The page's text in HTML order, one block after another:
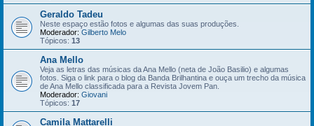
Geraldo Tadeu
Neste espaço estão fotos e algumas das suas produções.
Moderador: Gilberto Melo
Tópicos: 13
Ana Mello
Veja as letras das músicas da Ana Mello (neta de João Basilio) e algumas
fotos. Siga o link para o blog da Banda Brilhantina e ouça um trecho da música
de Ana Mello classificada para a Revista Jovem Pan.
Moderador: Giovani
Tópicos: 17
Camila Mattarelli